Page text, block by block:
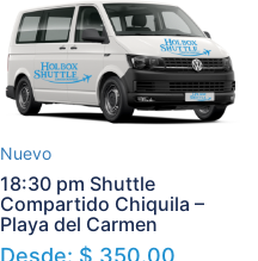
Nuevo
18:30 pm Shuttle
Compartido Chiquila –
Playa del Carmen
Desde: $ 350.00